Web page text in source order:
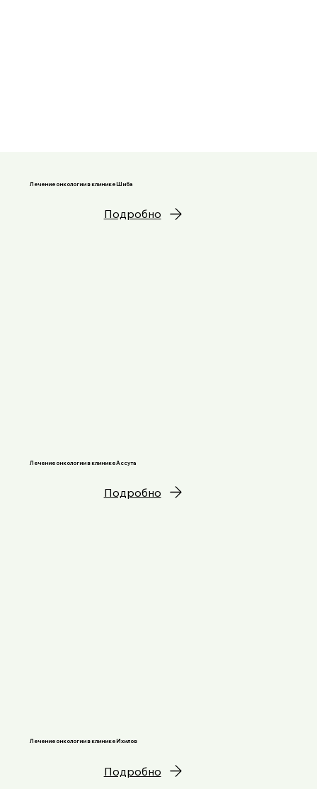
Лечение онкологии в клинике Шиба
Подробно
Лечение онкологии в клинике Ассута
Подробно
Лечение онкологии в клинике Ихилов
Подробно